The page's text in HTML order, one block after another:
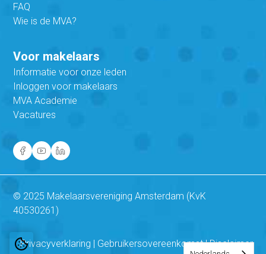
FAQ
Wie is de MVA?
Voor makelaars
Informatie voor onze leden
Inloggen voor makelaars
MVA Academie
Vacatures
© 2025 Makelaarsvereniging Amsterdam (KvK
40530261)
Privacyverklaring | Gebruikersovereenkomst|Disclaimer